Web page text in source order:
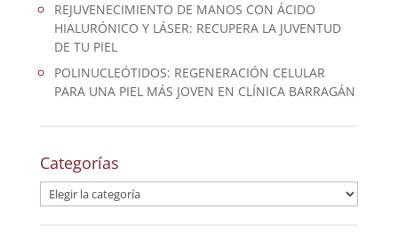
REJUVENECIMIENTO DE MANOS CON ÁCIDO
HIALURÓNICO Y LÁSER: RECUPERA LA JUVENTUD
DE TU PIEL
POLINUCLEÓTIDOS: REGENERACIÓN CELULAR
PARA UNA PIEL MÁS JOVEN EN CLÍNICA BARRAGÁN
Categorías
Categorías